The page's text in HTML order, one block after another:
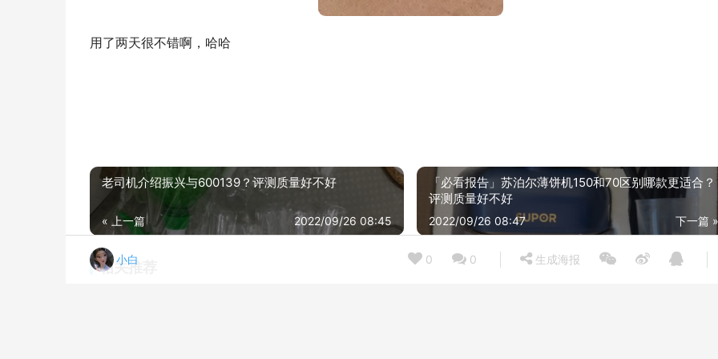
用了两天很不错啊，哈哈
小白 0 0 生成海报
老司机介绍振兴与600139？评测质量好不好
« 上一篇 2022/09/26 08:45
「必看报告」苏泊尔薄饼机150和70区别哪款更适合？
评测质量好不好
下一篇 »
2022/09/26 08:47
相关推荐